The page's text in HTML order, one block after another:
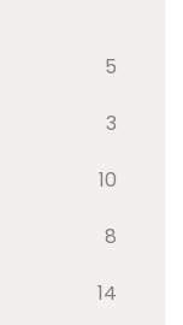
5
3
10
8
14